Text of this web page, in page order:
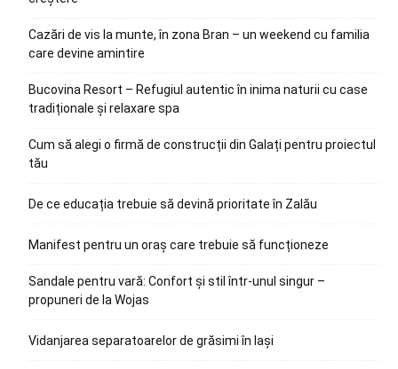
Cazări de vis la munte, în zona Bran – un weekend cu familia
care devine amintire
Bucovina Resort – Refugiul autentic în inima naturii cu case
tradiționale și relaxare spa
Cum să alegi o firmă de construcții din Galați pentru proiectul
tău
De ce educația trebuie să devină prioritate în Zalău
Manifest pentru un oraș care trebuie să funcționeze
Sandale pentru vară: Confort și stil într-unul singur –
propuneri de la Wojas
Vidanjarea separatoarelor de grăsimi în Iași